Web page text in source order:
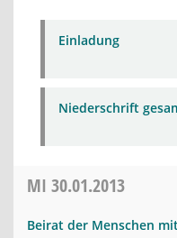
Einladung
Niederschrift
MI 30.01.2013
Beirat der Menschen